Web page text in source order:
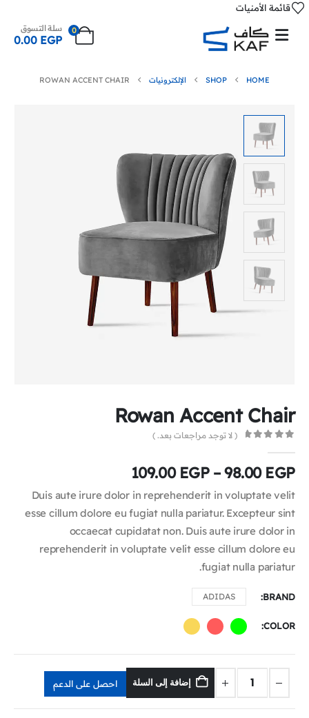
قائمة الأمنيات
0 سلة التسوق
0.00 EGP
HOME
SHOP الإلكترونيات ROWAN ACCENT CHAIR
Rowan Accent Chair
( لا توجد مراجعات بعد. )
98.00 EGP
–
109.00 EGP
Duis aute irure dolor in reprehenderit in voluptate velit
esse cillum dolore eu fugiat nulla pariatur. Excepteur sint
occaecat cupidatat non. Duis aute irure dolor in
reprehenderit in voluptate velit esse cillum dolore eu
fugiat nulla pariatur.
BRAND
ADIDAS
COLOR
إضافة إلى السلة احصل على الدعم